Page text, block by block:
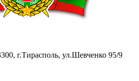
г.Тирасполь, ул.Шевченко 95/9